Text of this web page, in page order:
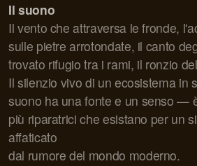
Il suono
Il vento che attraversa le fronde,
sulle pietre arrotondate, il canto
trovato rifugio tra i rami, il ronzio
Il silenzio vivo di un ecosistema
suono ha una fonte e un senso —
più riparatrici che esistano per un
affaticato
dal rumore del mondo moderno.